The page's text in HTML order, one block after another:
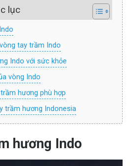
lục
tay trầm Indo
Indo với sức khỏe
vòng Indo
hương phù hợp
trầm hương Indonesia
hương Indo